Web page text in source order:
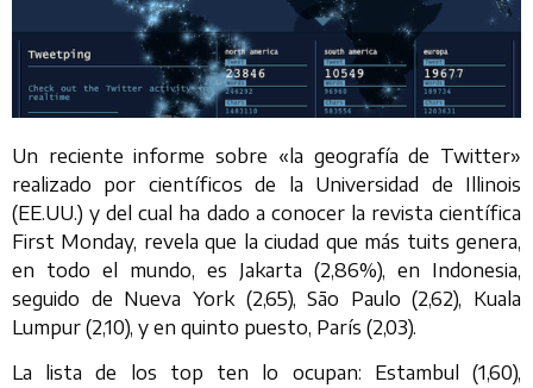
Un reciente informe sobre «la geografía de Twitter»
realizado por científicos de la Universidad de Illinois
(EE.UU.) y del cual ha dado a conocer la revista científica
First Monday, revela que la ciudad que más tuits genera,
en todo el mundo, es Jakarta (2,86%), en Indonesia,
seguido de Nueva York (2,65), São Paulo (2,62), Kuala
Lumpur (2,10), y en quinto puesto, París (2,03).
La lista de los top ten lo ocupan: Estambul (1,60),